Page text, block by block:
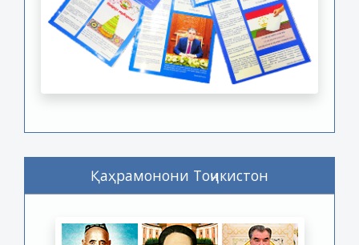
Қаҳрамонони Тоҷикистон